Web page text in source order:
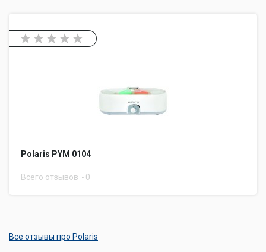
Polaris PYM 0104
Всего отзывов 0
Все отзывы про Polaris